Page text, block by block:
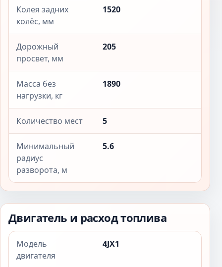
Колея задних
колёс, мм
1520
Дорожный
просвет, мм
205
Масса без
нагрузки, кг
1890
Количество мест 5
Минимальный
радиус
разворота, м
5.6
Двигатель и расход топлива
Модель
двигателя
4JX1